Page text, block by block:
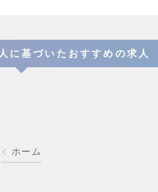
に基づいたおすすめの求人
ホーム